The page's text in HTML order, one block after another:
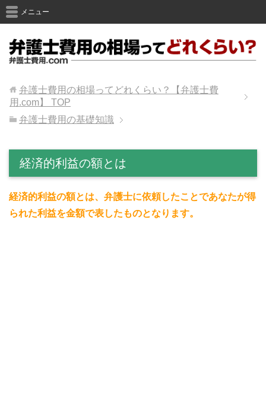
メニュー
弁護士費用の相場ってどれくらい？【弁護士費
用.com】
TOP
弁護士費用の基礎知識
経済的利益の額とは
経済的利益の額とは、弁護士に依頼したことであなたが得
られた利益を金額で表したものとなります。